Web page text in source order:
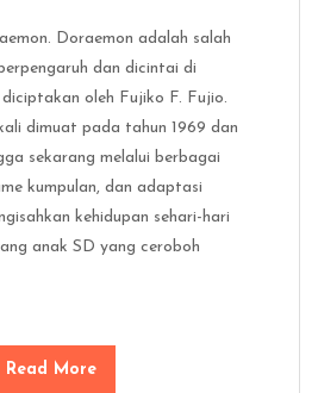
Doraemon adalah salah
dan dicintai di
diciptakan oleh Fujiko F. Fujio.
dimuat pada tahun 1969 dan
sekarang melalui berbagai
kumpulan, dan adaptasi
kehidupan sehari-hari
anak SD yang ceroboh
Read More